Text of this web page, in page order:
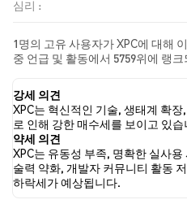
심리 :
1명의 고유 사용자가 XPC에 대해
중 언급 및 활동에서 5759위에 랭
로, XPC에 대한 뉴스 기사 0건이
NaN%의 트윗이 강세 감정을,
다. NaN%의 트윗은 XPC에 대해
감정 분석은 0개의 트윗을 기반으로
강세 의견
XPC는 혁신적인 기술, 생태계 확
로 인해 강한 매수세를 보이고 있습
약세 의견
XPC는 유동성 부족, 명확한 실사
술력 약화, 개발자 커뮤니티 활동
하락세가 예상됩니다.